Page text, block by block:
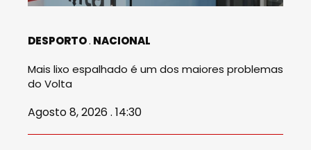
DESPORTO NACIONAL
Mais lixo espalhado é um dos maiores problemas
do Volta
Agosto 8, 2026 . 14:30